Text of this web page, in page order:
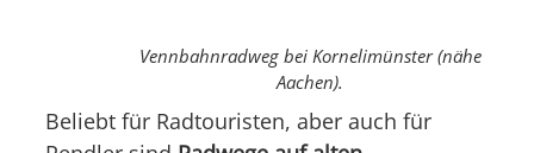
Vennbahnradweg bei Kornelimünster (nähe
Aachen).
Beliebt für Radtouristen, aber auch für